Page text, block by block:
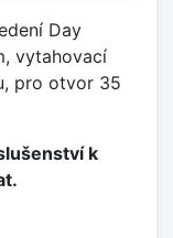
Day
vytahovací
pro otvor 35
k